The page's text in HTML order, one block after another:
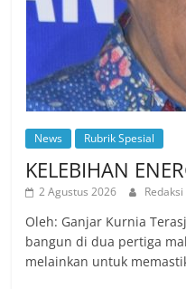
News Rubrik Spesial
KELEBIHAN
2 Agustus 2026 Redaksi
Oleh: Ganjar Kurnia
bangun di dua pertiga
melainkan untuk